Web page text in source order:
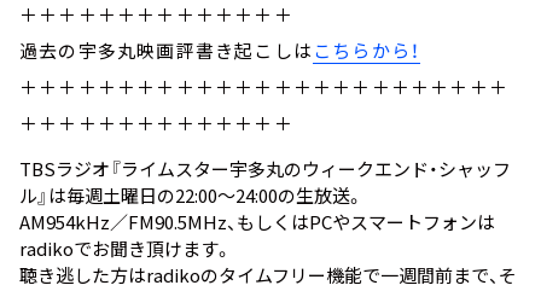
＋＋＋＋＋＋＋＋＋＋＋＋＋＋
過去の宇多丸映画評書き起こしはこちらから！
＋＋＋＋＋＋＋＋＋＋＋＋＋＋＋＋＋＋＋＋＋＋＋＋＋
＋＋＋＋＋＋＋＋＋＋＋＋＋＋
TBSラジオ『ライムスター宇多丸のウィークエンド・シャッフ
ル』は毎週土曜日の22:00～24:00の生放送。
AM954kHz／FM90.5MHz、もしくはPCやスマートフォンは
radikoでお聞き頂けます。
聴き逃した方はradikoのタイムフリー機能で一週間前まで、そ